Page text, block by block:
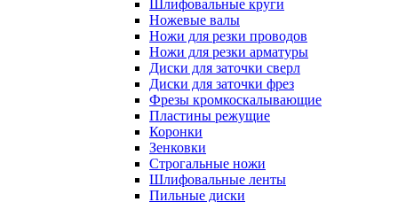
Шлифовальные круги
Ножевые валы
Ножи для резки проводов
Ножи для резки арматуры
Диски для заточки сверл
Диски для заточки фрез
Фрезы кромкоскалывающие
Пластины режущие
Коронки
Зенковки
Строгальные ножи
Шлифовальные ленты
Пильные диски